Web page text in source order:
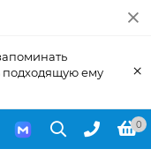
подходящую ему
×
0